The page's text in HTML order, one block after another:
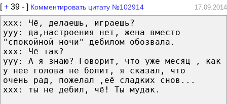
[+ 39 - ] Комментировать цитату №102914 17.09.2014
xxx: Чё, делаешь, играешь?
ууу: да,настроения нет, жена вместо
"спокойной ночи" дебилом обозвала.
xxx: Чё так?
ууу: А я знаю? Говорит, что уже месяц , как
у нее голова не болит, я сказал, что
очень рад, пожелал ,её сладких снов...
xxx: ты не дебил, чё! Ты мудак.